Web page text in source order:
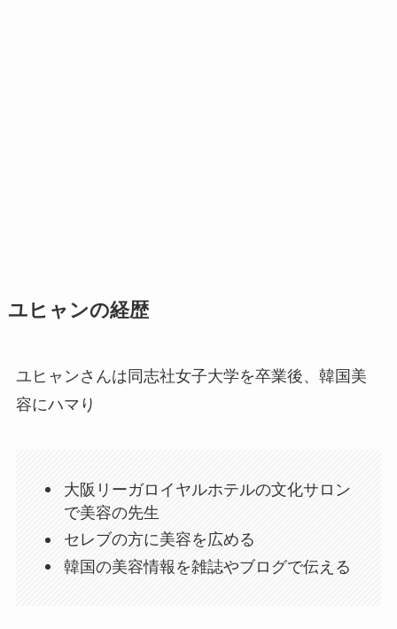
ユヒャンの経歴
ユヒャンさんは同志社女子大学を卒業後、韓国美
容にハマり
大阪リーガロイヤルホテルの文化サロン
で美容の先生
セレブの方に美容を広める
韓国の美容情報を雑誌やブログで伝える